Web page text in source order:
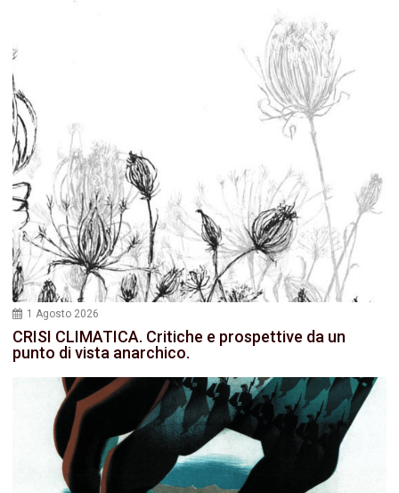
1 Agosto 2026
CRISI CLIMATICA. Critiche e prospettive da un
punto di vista anarchico.